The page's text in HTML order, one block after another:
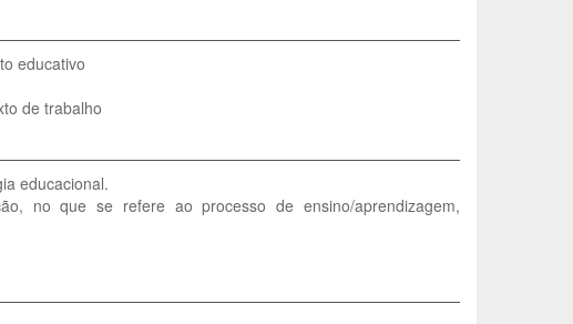
educativo
de trabalho
educacional.
no que se refere ao processo de ensino/aprendizagem,